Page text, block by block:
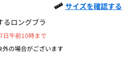
サイズを確認する
るロングブラ
日午前10時まで
の場合がございます